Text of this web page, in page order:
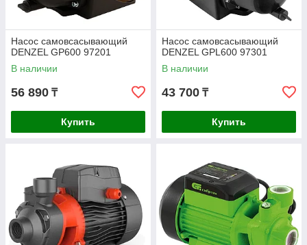
Насос самовсасывающий
DENZEL GP600 97201
В наличии
56 890 ₸
Купить
Насос самовсасывающий
DENZEL GPL600 97301
В наличии
43 700 ₸
Купить